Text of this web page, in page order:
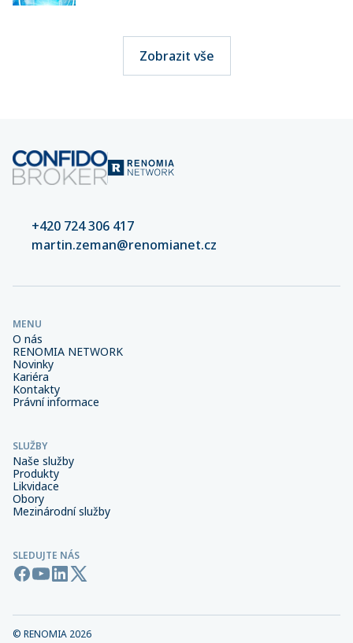
Zobrazit vše
+420 724 306 417
martin.zeman@renomianet.cz
MENU
O nás
RENOMIA NETWORK
Novinky
Kariéra
Kontakty
Právní informace
SLUŽBY
Naše služby
Produkty
Likvidace
Obory
Mezinárodní služby
SLEDUJTE NÁS
© RENOMIA 2026